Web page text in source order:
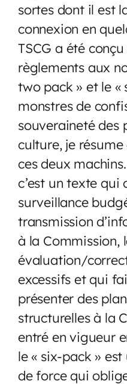
sortes dont il est
connexion en
TSCG a été
règlements aux
two pack » et le «
monstres de
souveraineté des
culture, je
ces deux
c’est un texte qui
surveillance
transmission
à la
évaluation/
excessifs et qui
présenter des
structurelles à la
entré en vigueur
le « six-pack »
de force qui